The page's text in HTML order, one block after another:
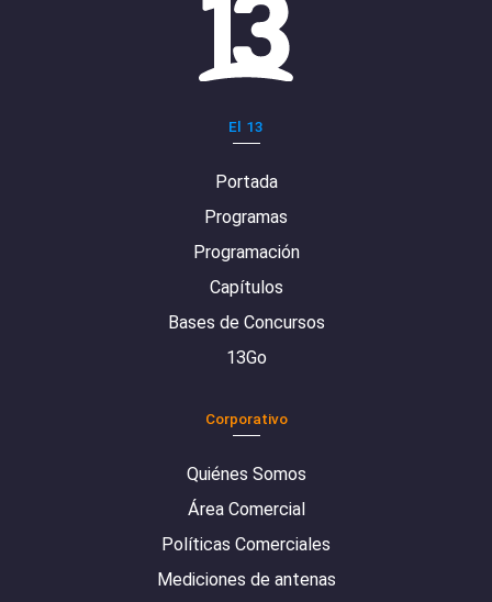
El 13
Portada
Programas
Programación
Capítulos
Bases de Concursos
13Go
Corporativo
Quiénes Somos
Área Comercial
Políticas Comerciales
Mediciones de antenas